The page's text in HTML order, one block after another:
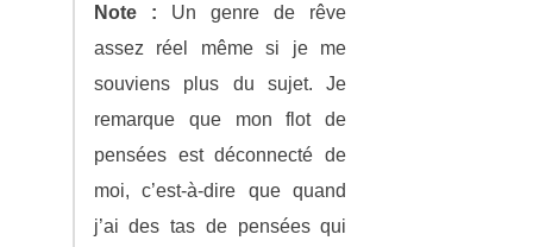
Note : Un genre de rêve
assez réel même si je me
souviens plus du sujet. Je
remarque que mon flot de
pensées est déconnecté de
moi, c’est-à-dire que quand
j’ai des tas de pensées qui